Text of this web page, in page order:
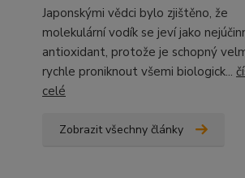
Japonskými vědci bylo zjištěno, že
molekulární vodík se jeví jako
antioxidant, protože je schopný
rychle proniknout všemi biologick...
celé
Zobrazit všechny články